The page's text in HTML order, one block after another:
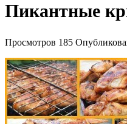
Пикантные
Просмотров 185